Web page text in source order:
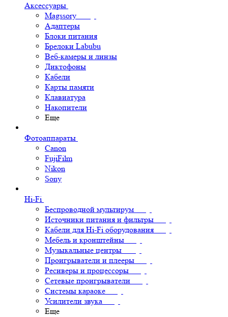
Аксессуары
Magssory
Адаптеры
Блоки питания
Брелоки Labubu
Веб-камеры и линзы
Диктофоны
Кабели
Карты памяти
Клавиатура
Накопители
Еще
Фотоаппараты
Canon
FujiFilm
Nikon
Sony
Hi-Fi
Беспроводной мультирум
Источники питания и фильтры
Кабели для Hi-Fi оборудования
Мебель и кронштейны
Музыкальные центры
Проигрыватели и плееры
Ресиверы и процессоры
Сетевые проигрыватели
Системы караоке
Усилители звука
Еще